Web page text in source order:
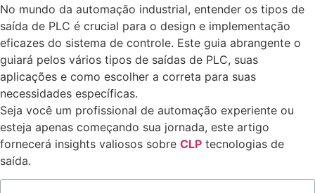
No mundo da automação industrial, entender os tipos de
saída de PLC é crucial para o design e implementação
eficazes do sistema de controle. Este guia abrangente o
guiará pelos vários tipos de saídas de PLC, suas
aplicações e como escolher a correta para suas
necessidades específicas.
Seja você um profissional de automação experiente ou
esteja apenas começando sua jornada, este artigo
fornecerá insights valiosos sobre CLP tecnologias de
saída.